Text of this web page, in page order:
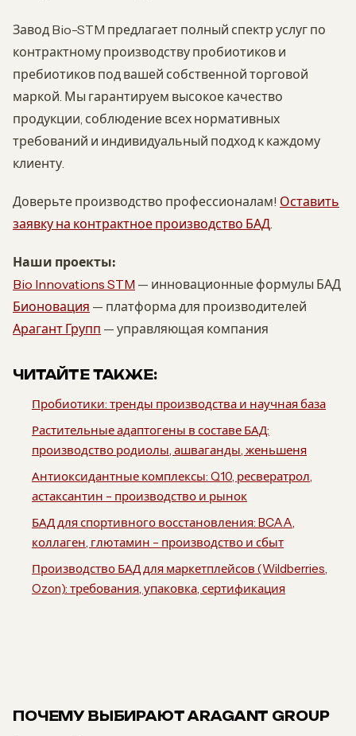
Завод Bio-STM предлагает полный спектр услуг по
контрактному производству пробиотиков и
пребиотиков под вашей собственной торговой
маркой. Мы гарантируем высокое качество
продукции, соблюдение всех нормативных
требований и индивидуальный подход к каждому
клиенту.
Доверьте производство профессионалам! Оставить
заявку на контрактное производство БАД.
Наши проекты:
Bio Innovations STM — инновационные формулы БАД
Бионовация — платформа для производителей
Арагант Групп — управляющая компания
ЧИТАЙТЕ ТАКЖЕ:
Пробиотики: тренды производства и научная база
Растительные адаптогены в составе БАД:
производство родиолы, ашваганды, женьшеня
Антиоксидантные комплексы: Q10, ресвератрол,
астаксантин – производство и рынок
БАД для спортивного восстановления: BCAA,
коллаген, глютамин – производство и сбыт
Производство БАД для маркетплейсов (Wildberries,
Ozon): требования, упаковка, сертификация
ПОЧЕМУ ВЫБИРАЮТ ARAGANT GROUP